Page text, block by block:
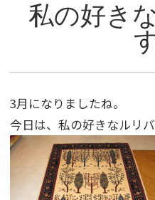
私の好き
3月になりましたね。
今日は、私の好きなルリ